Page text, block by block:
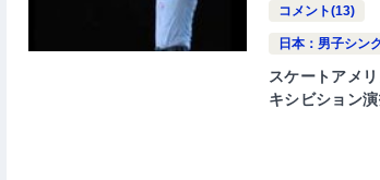
コメント(13)
日本：男子シン
スケートアメ
キシビション演